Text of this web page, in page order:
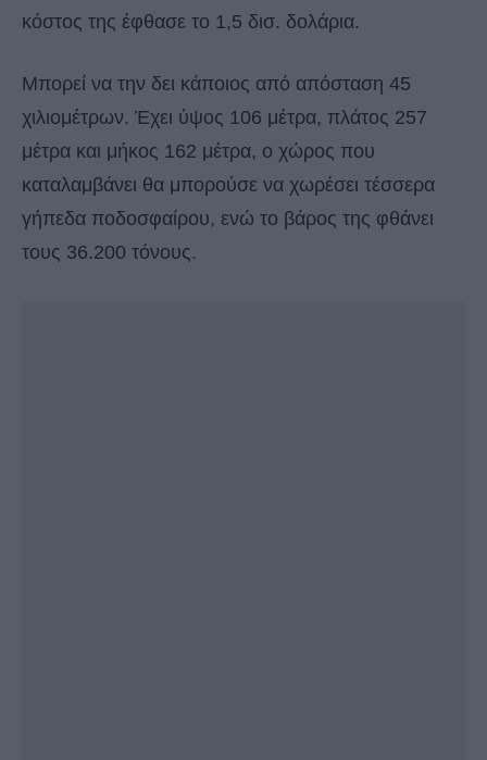
κόστος της έφθασε το 1,5 δισ. δολάρια.
Μπορεί να την δει κάποιος από απόσταση 45
χιλιομέτρων. Έχει ύψος 106 μέτρα, πλάτος 257
μέτρα και μήκος 162 μέτρα, ο χώρος που
καταλαμβάνει θα μπορούσε να χωρέσει τέσσερα
γήπεδα ποδοσφαίρου, ενώ το βάρος της φθάνει
τους 36.200 τόνους.